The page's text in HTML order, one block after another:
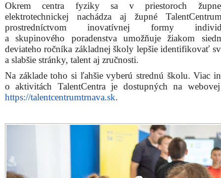
Okrem centra fyziky sa v priestoroch
elektrotechnickej nachádza aj župné
prostredníctvom inovatívnej formy
a skupinového poradenstva umožňuje žiakom
deviateho ročníka základnej školy lepšie identifikovať
a slabšie stránky, talent aj zručnosti.
Na základe toho si ľahšie vyberú strednú školu. Viac
o aktivitách TalentCentra je dostupných na
https://talentcentrumtrnava.sk.